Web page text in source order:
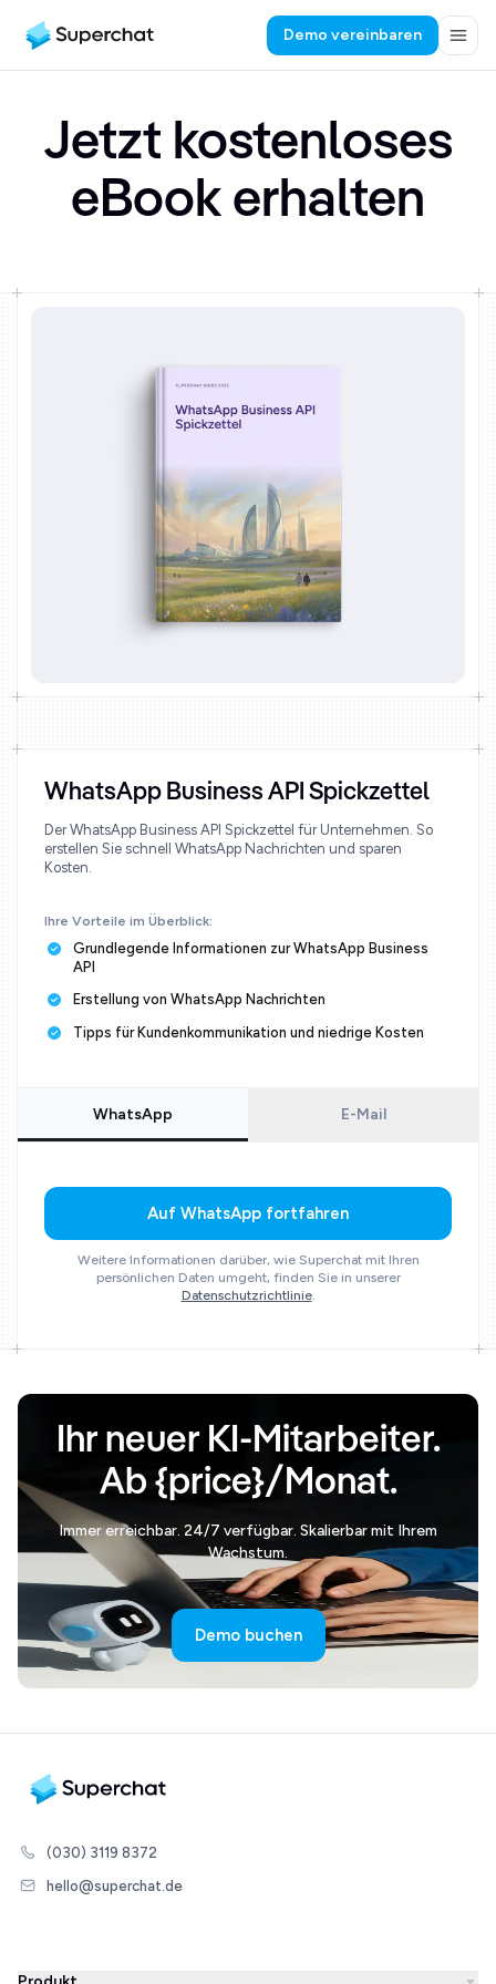
Demo vereinbaren
Jetzt kostenloses
eBook erhalten
WhatsApp Business API Spickzettel
Der WhatsApp Business API Spickzettel für Unternehmen. So
erstellen Sie schnell WhatsApp Nachrichten und sparen
Kosten.
Ihre Vorteile im Überblick:
Grundlegende Informationen zur WhatsApp Business
API
Erstellung von WhatsApp Nachrichten
Tipps für Kundenkommunikation und niedrige Kosten
WhatsApp E-Mail
Auf WhatsApp fortfahren
Weitere Informationen darüber, wie Superchat mit Ihren
persönlichen Daten umgeht, finden Sie in unserer
Datenschutzrichtlinie.
Ihr neuer KI-Mitarbeiter.
Ab {price}/Monat.
Immer erreichbar. 24/7 verfügbar. Skalierbar mit Ihrem
Wachstum.
Demo buchen
(030) 3119 8372
hello@superchat.de